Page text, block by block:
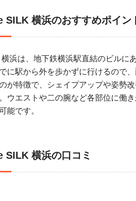
SILK 横浜のおすすめポイン
浜は、地下鉄横浜駅直結のビル
に駅から外を歩かずに行けるので
が特徴で、シェイプアップや姿勢
ウエストや二の腕など各部位に働
能です。
SILK 横浜の口コミ